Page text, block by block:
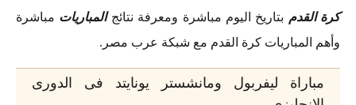
كرة القدم بتاريخ اليوم مباشرة ومعرفة نتائجالمباريات مباشرة
وأهم المباريات كرة القدم مع شبكة عرب مصر.
مباراة ليفربول ومانشستر يونايتد فى الدورى